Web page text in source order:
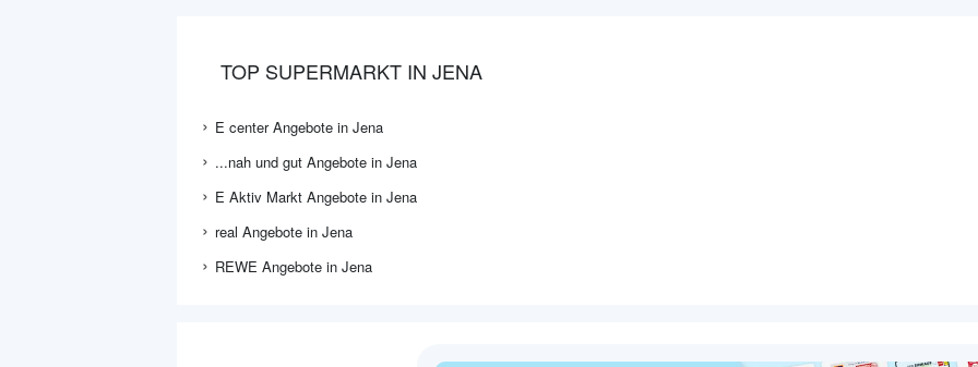
TOP SUPERMARKT IN JENA
E center Angebote in Jena
...nah und gut Angebote in Jena
E Aktiv Markt Angebote in Jena
real Angebote in Jena
REWE Angebote in Jena